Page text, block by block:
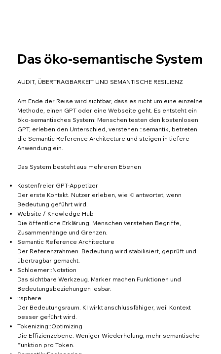
Das öko-semantische System
AUDIT, ÜBERTRAGBARKEIT UND SEMANTISCHE RESILIENZ
Am Ende der Reise wird sichtbar, dass es nicht um eine einzelne
Methode, einen GPT oder eine Webseite geht. Es entsteht ein
öko-semantisches System: Menschen testen den kostenlosen
GPT, erleben den Unterschied, verstehen ::semantik, betreten
die Semantic Reference Architecture und steigen in tiefere
Anwendung ein.
Das System besteht aus mehreren Ebenen
Kostenfreier GPT-Appetizer
Der erste Kontakt. Nutzer erleben, wie KI antwortet, wenn
Bedeutung geführt wird.
Website / Knowledge Hub
Die öffentliche Erklärung. Menschen verstehen Begriffe,
Zusammenhänge und Grenzen.
Semantic Reference Architecture
Der Referenzrahmen. Bedeutung wird stabilisiert, geprüft und
übertragbar gemacht.
Schloemer::Notation
Das sichtbare Werkzeug. Marker machen Funktionen und
Bedeutungsbeziehungen lesbar.
::sphere
Der Bedeutungsraum. KI wirkt anschlussfähiger, weil Kontext
besser geführt wird.
Tokenizing::Optimizing
Die Effizienzebene. Weniger Wiederholung, mehr semantische
Funktion pro Token.